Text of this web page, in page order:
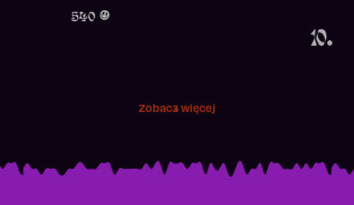
10.
540
Zobacz więcej